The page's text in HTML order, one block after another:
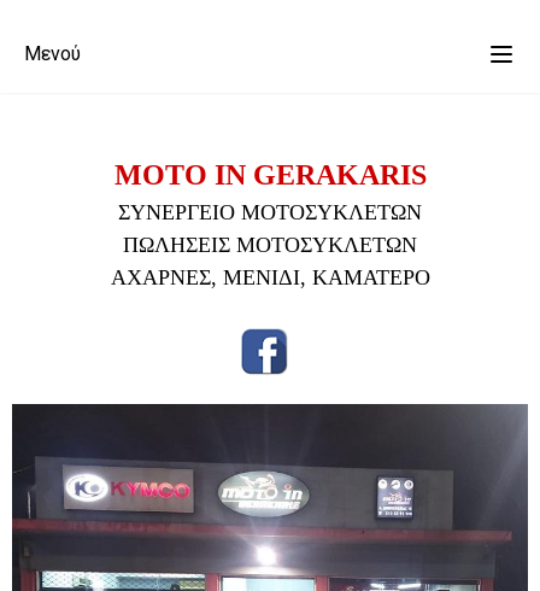
Μενού
MOTO IN GERAKARIS
ΣΥΝΕΡΓΕΙΟ ΜΟΤΟΣΥΚΛΕΤΩΝ
ΠΩΛΗΣΕΙΣ ΜΟΤΟΣΥΚΛΕΤΩΝ
ΑΧΑΡΝΕΣ, ΜΕΝΙΔΙ, ΚΑΜΑΤΕΡΟ